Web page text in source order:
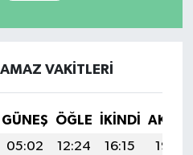
VAKITLERI
GÜNEŞ ÖĞLE İKINDI
05:02 12:24 16:15
19:35